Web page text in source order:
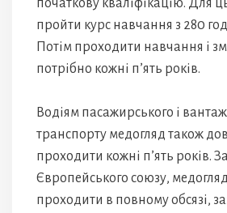
початкову кваліфікацію. Для
пройти курс навчання з 280
Потім проходити навчання і
потрібно кожні п’ять років.
Водіям пасажирського і
транспорту медогляд також
проходити кожні п’ять років.
Європейського союзу,
проходити в повному обсязі,